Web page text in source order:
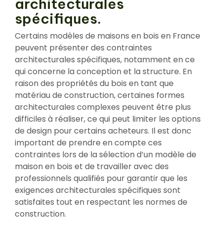
architecturales
spécifiques.
Certains modèles de maisons en bois en France
peuvent présenter des contraintes
architecturales spécifiques, notamment en ce
qui concerne la conception et la structure. En
raison des propriétés du bois en tant que
matériau de construction, certaines formes
architecturales complexes peuvent être plus
difficiles à réaliser, ce qui peut limiter les options
de design pour certains acheteurs. Il est donc
important de prendre en compte ces
contraintes lors de la sélection d’un modèle de
maison en bois et de travailler avec des
professionnels qualifiés pour garantir que les
exigences architecturales spécifiques sont
satisfaites tout en respectant les normes de
construction.